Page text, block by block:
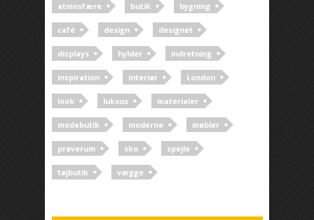
atmosfære butik bygning
café design designet
displays hylder indretning
inspiration interiør London
look luksus materialer
modebutik moderne møbler
prøverum sko spejle
tøjbutik vægge